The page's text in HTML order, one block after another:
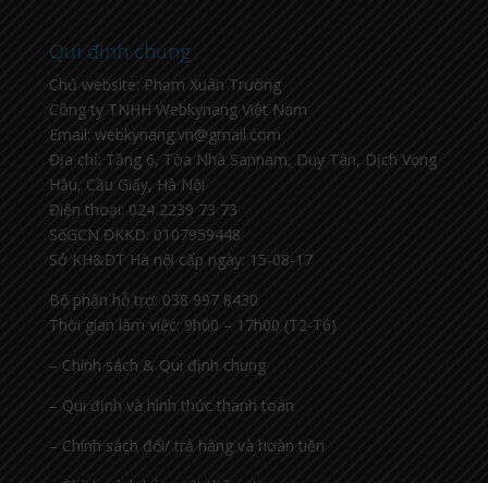
Qui định chung
Chủ website: Phạm Xuân Trường
Công ty TNHH Webkynang Việt Nam
Email: webkynang.vn@gmail.com
Địa chỉ: Tầng 6, Tòa Nhà Sannam, Duy Tân, Dịch Vọng
Hậu, Cầu Giấy, Hà Nội
Điện thoại: 024 2239 73 73
SốGCN ĐKKD: 0107959448
Sở KH&ĐT Hà nội cấp ngày: 15-08-17
Bộ phận hỗ trợ: 038 997 8430
Thời gian làm việc: 9h00 – 17h00 (T2-T6)
– Chính sách & Qui định chung
– Qui định và hình thức thanh toán
– Chính sách đổi/ trả hàng và hoàn tiền